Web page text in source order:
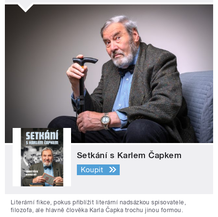
Setkání s Karlem Čapkem
Koupit
Literární fikce, pokus přiblížit literární nadsázkou spisovatele,
filozofa, ale hlavně člověka Karla Čapka trochu jinou formou.